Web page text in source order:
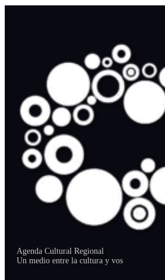
Agenda Cultural Regional
Un medio entre la cultura y vos